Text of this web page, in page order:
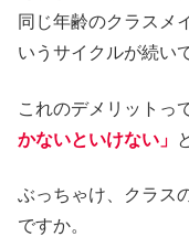
同じ年齢のクラスメ
いうサイクルが続い
これのデメリットっ
かないといけない」
ぶっちゃけ、クラス
ですか。